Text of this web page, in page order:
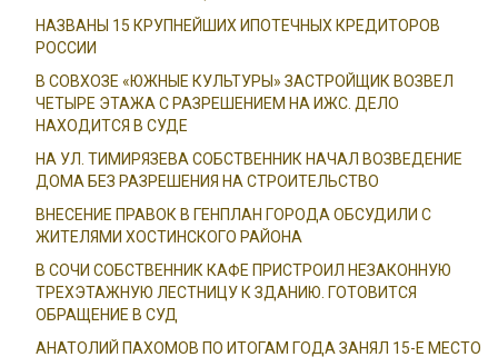
НАЗВАНЫ 15 КРУПНЕЙШИХ ИПОТЕЧНЫХ КРЕДИТОРОВ
РОССИИ
В СОВХОЗЕ «ЮЖНЫЕ КУЛЬТУРЫ» ЗАСТРОЙЩИК ВОЗВЕЛ
ЧЕТЫРЕ ЭТАЖА С РАЗРЕШЕНИЕМ НА ИЖС. ДЕЛО
НАХОДИТСЯ В СУДЕ
НА УЛ. ТИМИРЯЗЕВА СОБСТВЕННИК НАЧАЛ ВОЗВЕДЕНИЕ
ДОМА БЕЗ РАЗРЕШЕНИЯ НА СТРОИТЕЛЬСТВО
ВНЕСЕНИЕ ПРАВОК В ГЕНПЛАН ГОРОДА ОБСУДИЛИ С
ЖИТЕЛЯМИ ХОСТИНСКОГО РАЙОНА
В СОЧИ СОБСТВЕННИК КАФЕ ПРИСТРОИЛ НЕЗАКОННУЮ
ТРЕХЭТАЖНУЮ ЛЕСТНИЦУ К ЗДАНИЮ. ГОТОВИТСЯ
ОБРАЩЕНИЕ В СУД
АНАТОЛИЙ ПАХОМОВ ПО ИТОГАМ ГОДА ЗАНЯЛ 15-Е МЕСТО